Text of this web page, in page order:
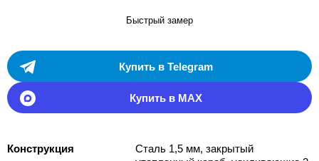
Быстрый замер
Купить в Telegram
Купить в MAX
Конструкция
Сталь 1,5 мм, закрытый